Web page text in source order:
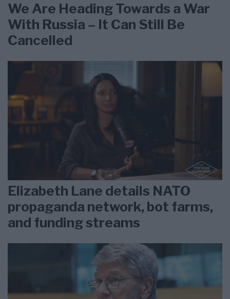
We Are Heading Towards a War
With Russia – It Can Still Be
Cancelled
Elizabeth Lane details NATO
propaganda network, bot farms,
and funding streams